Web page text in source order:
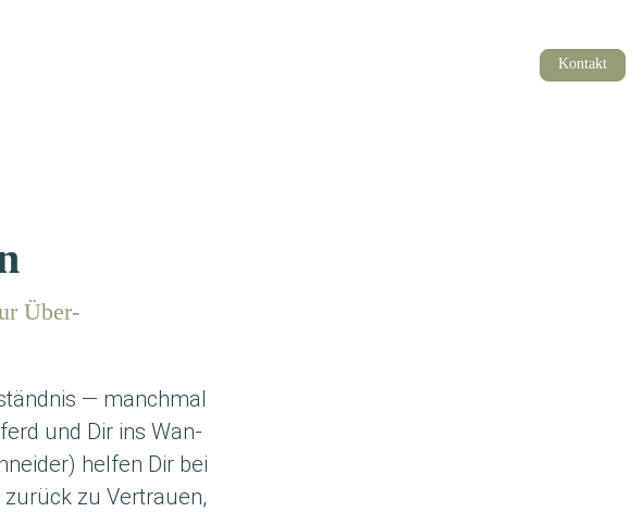
Kontakt
Über­
— manch­mal
und Dir ins Wan­
hel­fen Dir bei
zu Ver­trau­en,